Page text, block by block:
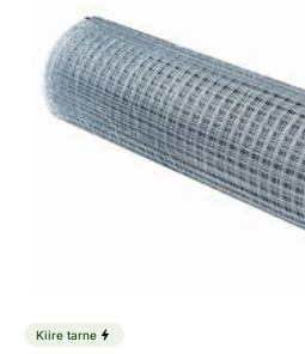
Kiire tarne